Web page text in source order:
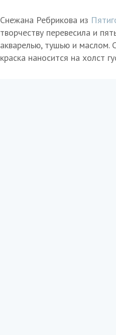
Снежана Ребрикова из
творчеству перевесила и
акварелью, тушью и маслом.
краска наносится на холст